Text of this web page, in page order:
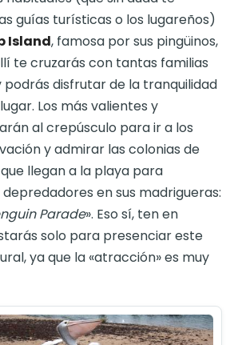
guías turísticas o los lugareños)
Island, famosa por sus pingüinos,
te cruzarás con tantas familias
podrás disfrutar de la tranquilidad
Los más valientes y
al crepúsculo para ir a los
y admirar las colonias de
llegan a la playa para
en sus madrigueras:
Parade». Eso sí, ten en
solo para presenciar este
ya que la «atracción» es muy